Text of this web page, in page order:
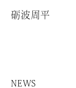
砺波周平
NEWS